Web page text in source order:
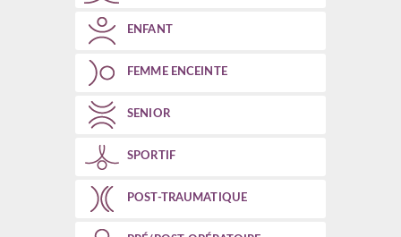
ENFANT
FEMME ENCEINTE
SENIOR
SPORTIF
POST-TRAUMATIQUE